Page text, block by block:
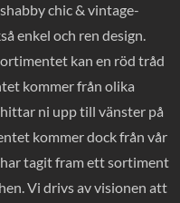
chic & vintage-
enkel och ren design.
kan en röd tråd
kommer från olika
ni upp till vänster på
kommer dock från vår
tagit fram ett sortiment
Vi drivs av visionen att